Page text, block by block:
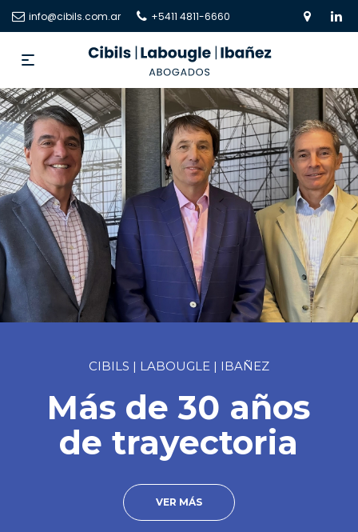
info@cibils.com.ar +5411 4811-6660
VER MÁS
CIBILS | LABOUGLE | IBAÑEZ
Más de 30 años
de trayectoria